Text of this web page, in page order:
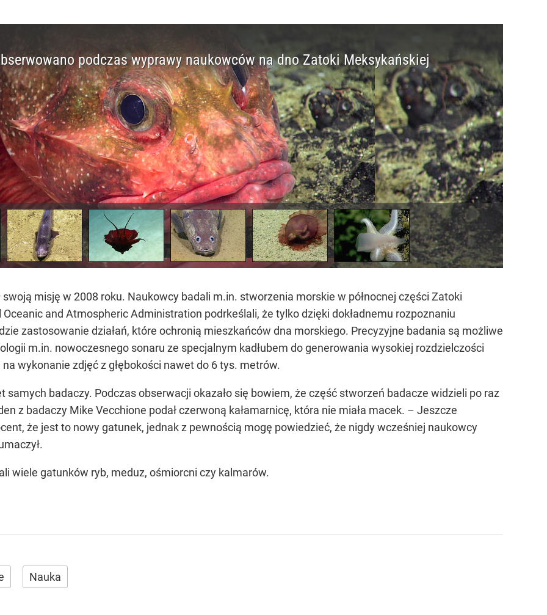
swoją misję w 2008 roku. Naukowcy badali m.in. stworzenia morskie w północnej części Zatoki
and Atmospheric Administration podrkeślali, że tylko dzięki dokładnemu rozpoznaniu
zastosowanie działań, które ochronią mieszkańców dna morskiego. Precyzyjne badania są możliwe
m.in. nowoczesnego sonaru ze specjalnym kadłubem do generowania wysokiej rozdzielczości
wykonanie zdjęć z głębokości nawet do 6 tys. metrów.
samych badaczy. Podczas obserwacji okazało się bowiem, że część stworzeń badacze widzieli po raz
z badaczy Mike Vecchione podał czerwoną kałamarnicę, która nie miała macek. – Jeszcze
że jest to nowy gatunek, jednak z pewnością mogę powiedzieć, że nigdy wcześniej naukowcy
wiele gatunków ryb, meduz, ośmiorcni czy kalmarów.
Nauka